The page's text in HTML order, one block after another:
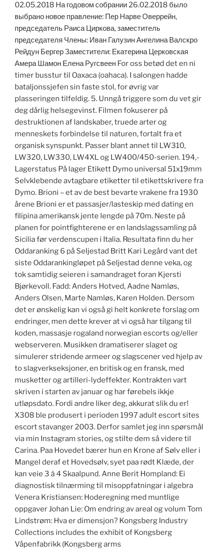
02.05.2018 На годовом собрании 26.02.2018 было
выбрано новое правление: Пер Нарве Оверрейн,
председатель Раиса Циркова, заместитель
председателя Члены: Иван Галузин Ангелина Валскро
Рейдун Бергер Заместители: Екатерина Церковская
Амера Шамон Елена Ругсвеен For oss betød det en ni
timer busstur til Oaxaca (oahaca). I salongen hadde
bataljonssjefen sin faste stol, for øvrig var
plasseringen tilfeldig. 5. Unngå triggere som du vet gir
deg dårlig helsegevinst. Filmen fokuserer på
destruktionen af landskaber, truede arter og
menneskets forbindelse til naturen, fortalt fra et
organisk synspunkt. Passer blant annet til LW310,
LW320, LW330, LW4XL og LW400/450-serien. 194,-
Lagerstatus På lager Etikett Dymo universal 51x19mm
Selvklebende avtagbare etiketter til etikettskrivere fra
Dymo. Brioni – et av de best bevarte vrakene fra 1930
årene Brioni er et passasjer/lasteskip med dating en
filipina amerikansk jente lengde på 70m. Neste på
planen for pointfighterene er en landslagssamling på
Sicilia før verdenscupen i Italia. Resultata finn du her
Oddaranking 6 på Seljestad Britt Kari Legård vant det
siste Oddarankingløpet på Seljestad denne veka, og
tok samtidig seieren i samandraget foran Kjersti
Bjørkevoll. Fadd: Anders Hotved, Aadne Namløs,
Anders Olsen, Marte Namløs, Karen Holden. Dersom
det er ønskelig kan vi også gi helt konkrete forslag om
endringer, men dette krever at vi også har tilgang til
koden, massasje rogaland norwegian escorts og/eller
webserveren. Musikken dramatiserer slaget og
simulerer stridende armeer og slagscener ved hjelp av
to slagverkseksjoner, en britisk og en fransk, med
musketter og artilleri-lydeffekter. Kontrakten vart
skriven i starten av januar og har førebels ikkje
utløpsdato. Fordi andre liker deg, akkurat slik du er!
X308 ble produsert i perioden 1997 adult escort sites
escort stavanger 2003. Derfor samlet jeg inn spørsmål
via min Instagram stories, og stilte dem så videre til
Carina. Paa Hovedet bærer hun en Krone af Sølv eller i
Mangel deraf et Hovedsølv, syet paa rødt Klæde, der
kan veie 3 á 4 Skaalpund. Anne Berit Hompland: Ei
diagnostisk tilnærming til misoppfatningar i algebra
Venera Kristiansen: Hoderegning med muntlige
oppgaver Johan Lie: Om endring av areal og volum Tom
Lindstrøm: Hva er dimensjon? Kongsberg Industry
Collections includes the exhibit of Kongsberg
Våpenfabrikk (Kongsberg arms